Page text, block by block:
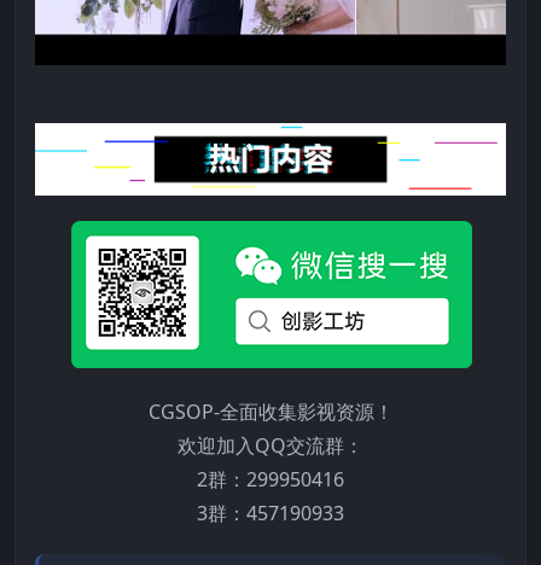
CGSOP-全面收集影视资源！
欢迎加入QQ交流群：
2群：299950416
3群：457190933